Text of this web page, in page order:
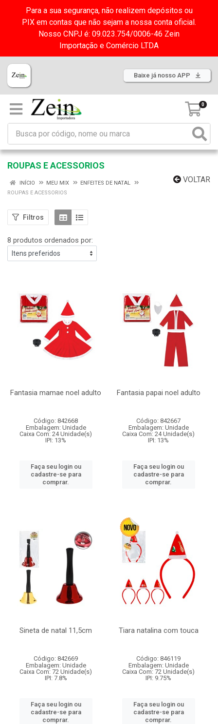
Para a sua segurança, não realizem depósitos ou
PIX em contas que não sejam a nossa conta oficial.
Nosso CNPJ é: 09.023.754/0006-46 Zein
Importação e Comércio LTDA
Baixe já nosso APP
0
ROUPAS E ACESSORIOS
VOLTAR
INÍCIO MEU MIX
ENFEITES DE NATAL
ROUPAS E ACESSORIOS
Filtros
8 produtos ordenados por:
Fantasia mamae noel adulto
Código: 842668
Embalagem: Unidade
Caixa Com: 24 Unidade(s)
IPI: 13%
Faça seu login ou
cadastre-se para
comprar.
Fantasia papai noel adulto
Código: 842667
Embalagem: Unidade
Caixa Com: 24 Unidade(s)
IPI: 13%
Faça seu login ou
cadastre-se para
comprar.
Sineta de natal 11,5cm
Código: 842669
Embalagem: Unidade
Caixa Com: 72 Unidade(s)
IPI: 7.8%
Faça seu login ou
cadastre-se para
comprar.
Tiara natalina com touca
Código: 846119
Embalagem: Unidade
Caixa Com: 72 Unidade(s)
IPI: 9.75%
Faça seu login ou
cadastre-se para
comprar.